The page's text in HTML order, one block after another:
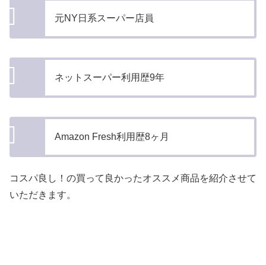
元NY日系スーパー店員
ネットスーパー利用歴9年
Amazon Fresh利用歴8ヶ月
コスパ良し！の買って良かったオススメ商品を紹介させて
いただきます。